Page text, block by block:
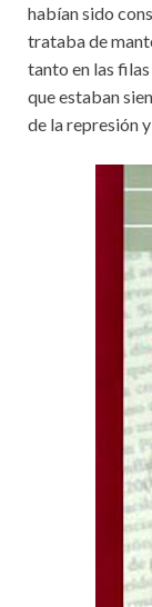
habían sido
trataba de
tanto en las
que estaban
de la represión